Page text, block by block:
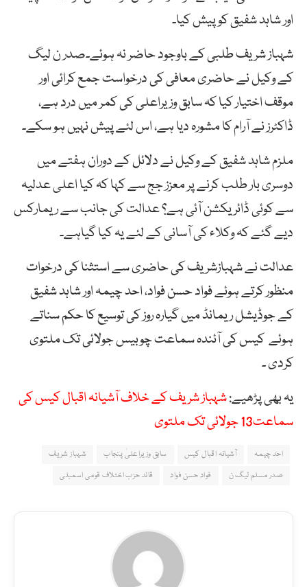
اور شاہد شفیق کو پیش کیا۔
شہباز شریف طلبی کے باوجود حاضر نہ ہوئے۔صدر ن لیگ
کے وکیل نے حاضری معافی کی درخواست جمع کرائی اور
موقف اختیار کیا کہ سابق وزیراعلی کی کمر میں درد ہے،
ڈاکٹرز نے آرام کا مشورہ دیا ہے، اس لئے پیش نہیں ہو سکے۔
ملزم شاہد شفیق کے وکیل نے دلائل کے دوران ہفتے میں
دوسری بار طلب کرنے پر معزز جج سے کہا کہ کیا اعلی عدلیہ
سے کوئی ڈائریکشن آئی ہے؟ عدالت کی جانب سے ریمارکس
دیے گئے کہ وکلاء کی آسانی کے لئے یہ کیا گیاہے۔
عدالت نے شہبازشریف کی حاضری سے استثنا کی درخوات
منظور کرتے ہوئے فواد حسن فواد، احد چیمہ اور شاہد شفیق
کے جوڈیشل ریمانڈ میں گیارہ روز کی توسیع کا حکم سناتے
ہوئے کیس کی آئندہ سماعت چوبیس جولائی تک ملتوی
کردی ۔
یہ بھی پڑھیے:شہباز شریف کے خلاف آشیانہ اقبال کیس کی
سماعت13 جولائی تک ملتوی
احد چیمہ آشیانہ اقبال کیس سابق وزیراعلیٰ پنجاب
شہباز شریف
صدر مسلم لیگ ن
فواد حسن فواد قائد حزب اختلاف قومی اسمبلی